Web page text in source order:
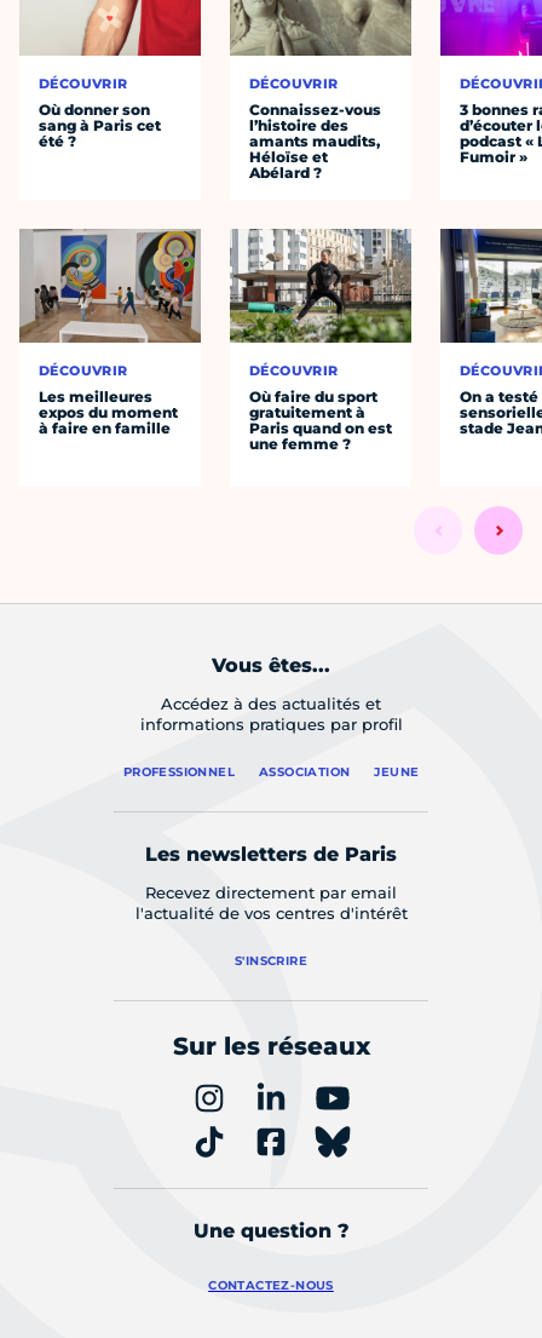
DÉCOUVRIR
Où donner son
sang à Paris cet
été ?
DÉCOUVRIR
Les meilleures
expos du moment
à faire en famille
DÉCOUVRIR
Connaissez-vous
l’histoire des
amants maudits,
Héloïse et
Abélard ?
DÉCOUVRIR
Où faire du sport
gratuitement à
Paris quand on est
une femme ?
3 bonnes
d’écouter
podcast «
Fumoir »
On a
stade
Vous êtes...
Accédez à des actualités et
informations pratiques par profil
PROFESSIONNEL ASSOCIATION JEUNE
Les newsletters de Paris
Recevez directement par email
l'actualité de vos centres d'intérêt
S'INSCRIRE
Sur les réseaux
Une question ?
CONTACTEZ-NOUS